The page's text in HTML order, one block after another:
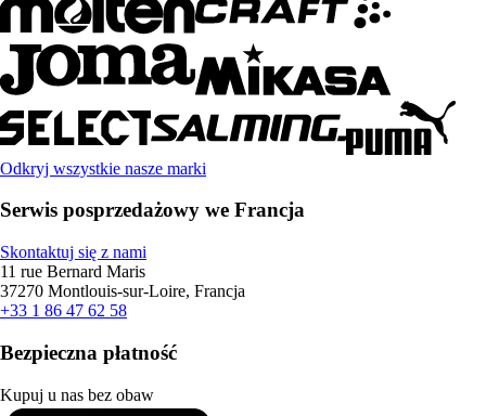
Odkryj wszystkie nasze marki
Serwis posprzedażowy we Francja
Skontaktuj się z nami
11 rue Bernard Maris
37270 Montlouis-sur-Loire, Francja
+33 1 86 47 62 58
Bezpieczna płatność
Kupuj u nas bez obaw